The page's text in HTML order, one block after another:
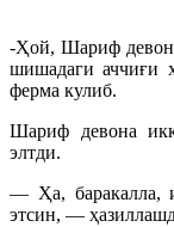
-Ҳой, Шариф
шишадаги аччиғи
ферма кулиб.
Шариф девона
элтди.
— Ҳа, баракалла,
этсин, —